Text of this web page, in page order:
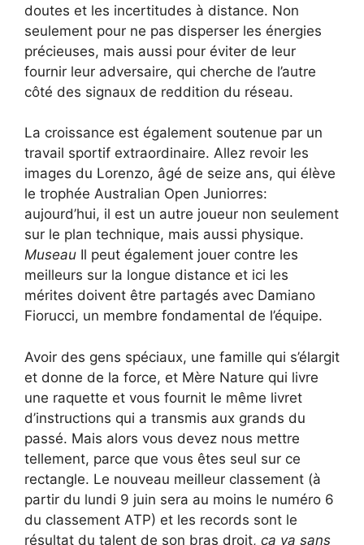
doutes et les incertitudes à distance. Non
seulement pour ne pas disperser les énergies
précieuses, mais aussi pour éviter de leur
fournir leur adversaire, qui cherche de l’autre
côté des signaux de reddition du réseau.
La croissance est également soutenue par un
travail sportif extraordinaire. Allez revoir les
images du Lorenzo, âgé de seize ans, qui élève
le trophée Australian Open Juniorres:
aujourd’hui, il est un autre joueur non seulement
sur le plan technique, mais aussi physique.
Museau Il peut également jouer contre les
meilleurs sur la longue distance et ici les
mérites doivent être partagés avec Damiano
Fiorucci, un membre fondamental de l’équipe.
Avoir des gens spéciaux, une famille qui s’élargit
et donne de la force, et Mère Nature qui livre
une raquette et vous fournit le même livret
d’instructions qui a transmis aux grands du
passé. Mais alors vous devez nous mettre
tellement, parce que vous êtes seul sur ce
rectangle. Le nouveau meilleur classement (à
partir du lundi 9 juin sera au moins le numéro 6
du classement ATP) et les records sont le
résultat du talent de son bras droit, ça va sans